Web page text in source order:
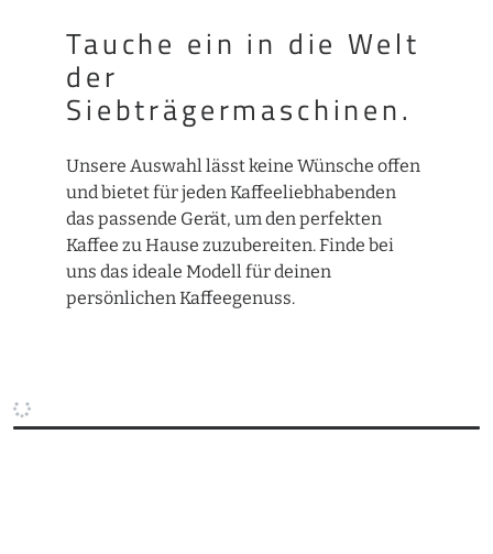
Tauche ein in die Welt
der
Siebträgermaschinen.
Unsere Auswahl lässt keine Wünsche offen
und bietet für jeden Kaffeeliebhabenden
das passende Gerät, um den perfekten
Kaffee zu Hause zuzubereiten. Finde bei
uns das ideale Modell für deinen
persönlichen Kaffeegenuss.